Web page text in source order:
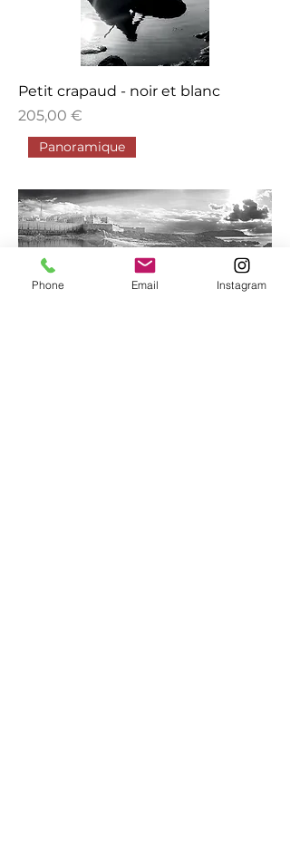
Petit crapaud - noir et blanc
Prix
205,00 €
Panoramique
Phone Email Instagram